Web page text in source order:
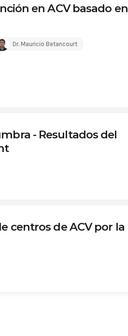
en ACV basado en
Dr. Mauricio Betancourt
- Resultados del
centros de ACV por la